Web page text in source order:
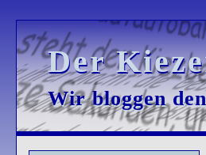
Der
Der
Wir bloggen
Wir bloggen